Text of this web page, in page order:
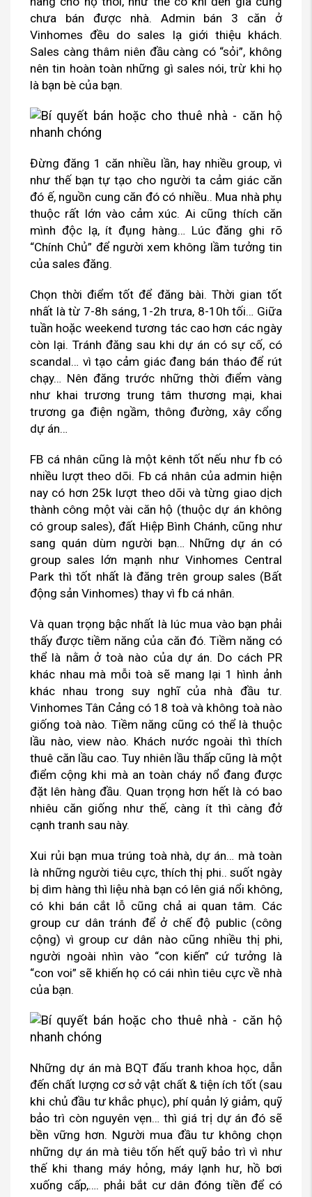
chưa bán được nhà. Admin bán 3 căn ở
Vinhomes đều do sales lạ giới thiệu khách.
Sales càng thâm niên đầu càng có “sỏi”, không
nên tin hoàn toàn những gì sales nói, trừ khi họ
là bạn bè của bạn.
Đừng đăng 1 căn nhiều lần, hay nhiều group, vì
như thế bạn tự tạo cho người ta cảm giác căn
đó ế, nguồn cung căn đó có nhiều.. Mua nhà phụ
thuộc rất lớn vào cảm xúc. Ai cũng thích căn
mình độc lạ, ít đụng hàng… Lúc đăng ghi rõ
“Chính Chủ” để người xem không lầm tưởng tin
của sales đăng.
Chọn thời điểm tốt để đăng bài. Thời gian tốt
nhất là từ 7-8h sáng, 1-2h trưa, 8-10h tối… Giữa
tuần hoặc weekend tương tác cao hơn các ngày
còn lại. Tránh đăng sau khi dự án có sự cố, có
scandal… vì tạo cảm giác đang bán tháo để rút
chạy… Nên đăng trước những thời điểm vàng
như khai trương trung tâm thương mại, khai
trương ga điện ngầm, thông đường, xây cổng
dự án…
FB cá nhân cũng là một kênh tốt nếu như fb có
nhiều lượt theo dõi. Fb cá nhân của admin hiện
nay có hơn 25k lượt theo dõi và từng giao dịch
thành công một vài căn hộ (thuộc dự án không
có group sales), đất Hiệp Bình Chánh, cũng như
sang quán dùm người bạn… Những dự án có
group sales lớn mạnh như Vinhomes Central
Park thì tốt nhất là đăng trên group sales (Bất
động sản Vinhomes) thay vì fb cá nhân.
Và quan trọng bậc nhất là lúc mua vào bạn phải
thấy được tiềm năng của căn đó. Tiềm năng có
thể là nằm ở toà nào của dự án. Do cách PR
khác nhau mà mỗi toà sẽ mang lại 1 hình ảnh
khác nhau trong suy nghĩ của nhà đầu tư.
Vinhomes Tân Cảng có 18 toà và không toà nào
giống toà nào. Tiềm năng cũng có thể là thuộc
lầu nào, view nào. Khách nước ngoài thì thích
thuê căn lầu cao. Tuy nhiên lầu thấp cũng là một
điểm cộng khi mà an toàn cháy nổ đang được
đặt lên hàng đầu. Quan trọng hơn hết là có bao
nhiêu căn giống như thế, càng ít thì càng đở
cạnh tranh sau này.
Xui rủi bạn mua trúng toà nhà, dự án… mà toàn
là những người tiêu cực, thích thị phi.. suốt ngày
bị dìm hàng thì liệu nhà bạn có lên giá nổi không,
có khi bán cắt lỗ cũng chả ai quan tâm. Các
group cư dân tránh để ở chế độ public (công
cộng) vì group cư dân nào cũng nhiều thị phi,
người ngoài nhìn vào “con kiến” cứ tưởng là
“con voi” sẽ khiến họ có cái nhìn tiêu cực về nhà
của bạn.
Những dự án mà BQT đấu tranh khoa học, dẫn
đến chất lượng cơ sở vật chất & tiện ích tốt (sau
khi chủ đầu tư khắc phục), phí quản lý giảm, quỹ
bảo trì còn nguyên vẹn… thì giá trị dự án đó sẽ
bền vững hơn. Người mua đầu tư không chọn
những dự án mà tiêu tốn hết quỹ bảo trì vì như
thế khi thang máy hỏng, máy lạnh hư, hồ bơi
xuống cấp,…. phải bắt cư dân đóng tiền để có